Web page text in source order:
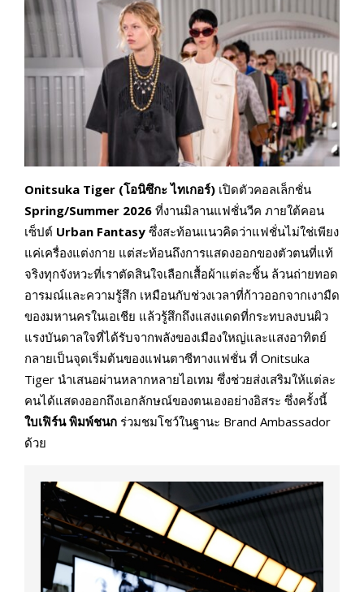
Onitsuka Tiger (โอนิซึกะ ไทเกอร์) เปิดตัวคอลเล็กชั่น
Spring/Summer 2026 ที่งานมิลานแฟชั่นวีค ภายใต้คอน
เซ็ปต์ Urban Fantasy ซึ่งสะท้อนแนวคิดว่าแฟชั่นไม่ใช่เพียง
แค่เครื่องแต่งกาย แต่สะท้อนถึงการแสดงออกของตัวตนที่แท้
จริงทุกจังหวะที่เราตัดสินใจเลือกเสื้อผ้าแต่ละชิ้น ล้วนถ่ายทอด
อารมณ์และความรู้สึก เหมือนกับช่วงเวลาที่ก้าวออกจากเงามืด
ของมหานครในเอเชีย แล้วรู้สึกถึงแสงแดดที่กระทบลงบนผิว
แรงบันดาลใจที่ได้รับจากพลังของเมืองใหญ่และแสงอาทิตย์
กลายเป็นจุดเริ่มต้นของแฟนตาซีทางแฟชั่น ที่ Onitsuka
Tiger นำเสนอผ่านหลากหลายไอเทม ซึ่งช่วยส่งเสริมให้แต่ละ
คนได้แสดงออกถึงเอกลักษณ์ของตนเองอย่างอิสระ ซึ่งครั้งนี้
ใบเฟิร์น พิมพ์ชนก ร่วมชมโชว์ในฐานะ Brand Ambassador
ด้วย